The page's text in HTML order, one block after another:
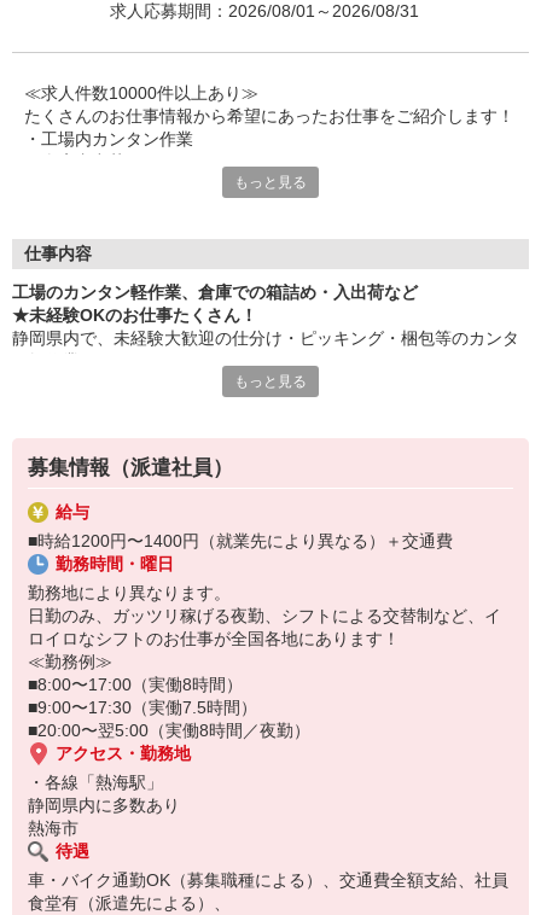
求人応募期間：2026/08/01～2026/08/31
≪求人件数10000件以上あり≫
たくさんのお仕事情報から希望にあったお仕事をご紹介します！
・工場内カンタン作業
≪性別問わずご活躍中！≫
車通勤・バイク通勤OKも多数あり！「交通費支給OK！」
自宅から通いやすいお仕事お探しの方もぜひご登録下さい☆
勤務実績に応じて給与の一部を給料日前にお支払いOK
※原則月払いでの給与支払です。
＜あんしん資格取得制度＞
就業中の方にはフォークリフト・クレーン・玉掛け・溶接の資格
取得を全力サポート！講習料・受験料を全額当社負担します。
もっと見る
仕事内容
工場のカンタン軽作業、倉庫での箱詰め・入出荷など
★未経験OKのお仕事たくさん！
静岡県内で、未経験大歓迎の仕分け・ピッキング・梱包等のカンタ
もっと見る
募集情報（派遣社員）
給与
■時給1200円〜1400円（就業先により異なる）＋交通費
勤務時間・曜日
勤務地により異なります。
日勤のみ、ガッツリ稼げる夜勤、シフトによる交替制など、イ
ロイロなシフトのお仕事が全国各地にあります！
≪勤務例≫
■8:00〜17:00（実働8時間）
■9:00〜17:30（実働7.5時間）
■20:00〜翌5:00（実働8時間／夜勤）
アクセス・勤務地
・各線「熱海駅」
静岡県内に多数あり
熱海市
待遇
車・バイク通勤OK（募集職種による）、交通費全額支給、社員
食堂有（派遣先による）、